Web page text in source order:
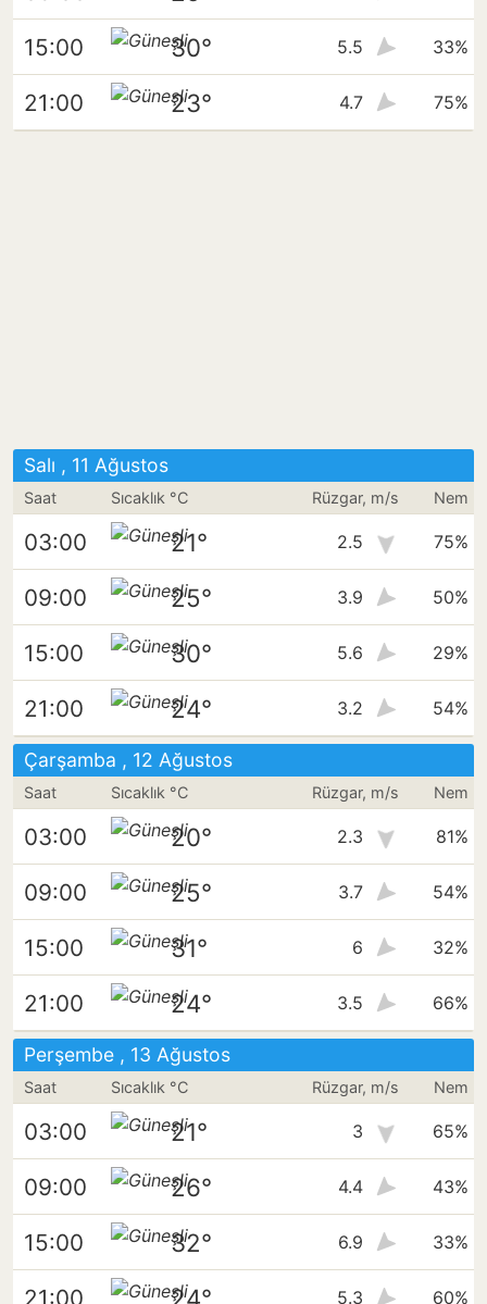
15:00 30° 5.5 33%
21:00 23° 4.7 75%
Salı , 11 Ağustos
Saat Sıcaklık °C Rüzgar, m/s Nem
03:00 21° 2.5 75%
09:00 25° 3.9 50%
15:00 30° 5.6 29%
21:00 24° 3.2 54%
Çarşamba , 12 Ağustos
Saat Sıcaklık °C Rüzgar, m/s Nem
03:00 20° 2.3 81%
09:00 25° 3.7 54%
15:00 31° 6 32%
21:00 24° 3.5 66%
Perşembe , 13 Ağustos
Saat Sıcaklık °C Rüzgar, m/s Nem
03:00 21° 3 65%
09:00 26° 4.4 43%
15:00 32° 6.9 33%
21:00 24° 5.3 60%